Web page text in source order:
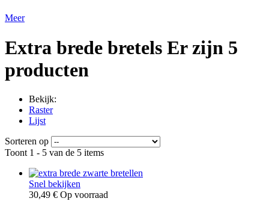
Meer
Extra brede bretels Er zijn 5
producten
Bekijk:
Raster
Lijst
Sorteren op
Toont 1 - 5 van de 5 items
Snel bekijken
30,49 € Op voorraad